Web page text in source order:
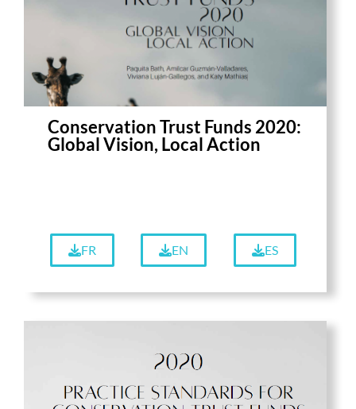
Conservation Trust Funds 2020:
Global Vision, Local Action
FR EN ES